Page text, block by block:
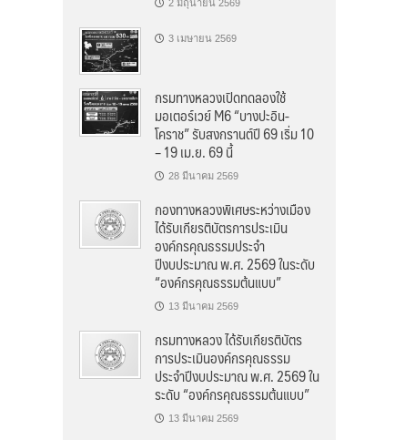
2 มิถุนายน 2569
3 เมษายน 2569
กรมทางหลวงเปิดทดลองใช้
มอเตอร์เวย์ M6 “บางปะอิน-
โคราช” รับสงกรานต์ปี 69 เริ่ม 10
– 19 เม.ย. 69 นี้
28 มีนาคม 2569
กองทางหลวงพิเศษระหว่างเมือง
ได้รับเกียรติบัตรการประเมิน
องค์กรคุณธรรมประจำ
ปีงบประมาณ พ.ศ. 2569 ในระดับ
“องค์กรคุณธรรมต้นแบบ”
13 มีนาคม 2569
กรมทางหลวง ได้รับเกียรติบัตร
การประเมินองค์กรคุณธรรม
ประจำปีงบประมาณ พ.ศ. 2569 ใน
ระดับ “องค์กรคุณธรรมต้นแบบ”
13 มีนาคม 2569